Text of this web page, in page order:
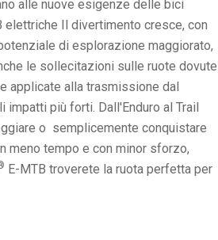
alle nuove esigenze delle bici
elettriche Il divertimento cresce, con
di esplorazione maggiorato,
le sollecitazioni sulle ruote dovute
applicate alla trasmissione dal
impatti più forti. Dall'Enduro al Trail
o semplicemente conquistare
meno tempo e con minor sforzo,
E-MTB troverete la ruota perfetta per